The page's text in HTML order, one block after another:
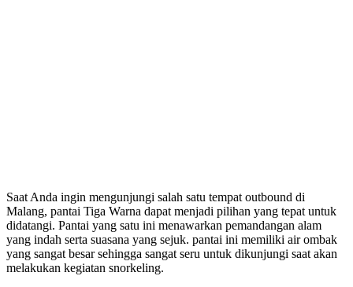
Saat Anda ingin mengunjungi salah satu tempat outbound di
Malang, pantai Tiga Warna dapat menjadi pilihan yang tepat untuk
didatangi. Pantai yang satu ini menawarkan pemandangan alam
yang indah serta suasana yang sejuk. pantai ini memiliki air ombak
yang sangat besar sehingga sangat seru untuk dikunjungi saat akan
melakukan kegiatan snorkeling.